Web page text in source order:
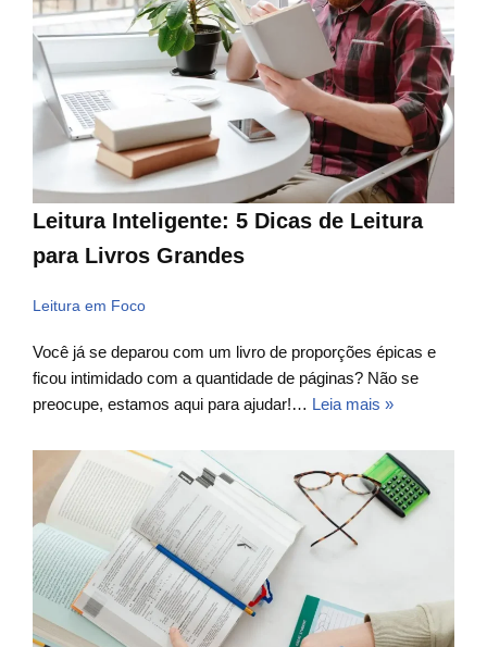
Leitura Inteligente: 5 Dicas de Leitura
para Livros Grandes
Leitura em Foco
Você já se deparou com um livro de proporções épicas e
ficou intimidado com a quantidade de páginas? Não se
preocupe, estamos aqui para ajudar!… Leia mais »